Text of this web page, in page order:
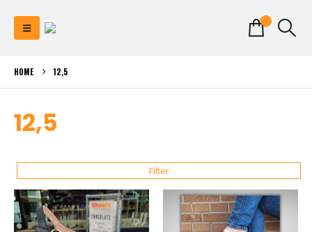
HOME 12,5
12,5
Filter